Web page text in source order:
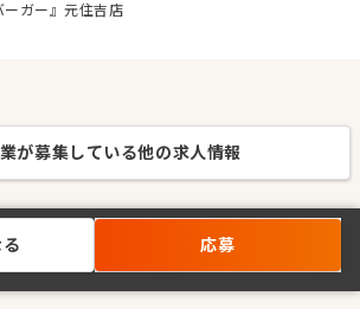
ーガー』元住吉店
が募集している他の求人情報
応募